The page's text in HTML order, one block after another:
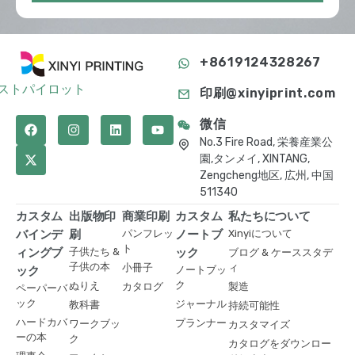
トパイロット
+8619124328267
印刷@xinyiprint.com
微信
No.3 Fire Road, 栄養産業公
園,タンメイ, XINTANG,
Zengcheng地区, 広州, 中国
511340
カスタム
バインデ
ィングブ
ック
ペーパーバ
ック
ハードカバ
ーの本
出版物印
刷
子供たち &
子供の本
ぬりえ
教科書
ワークブッ
ク
商業印刷
パンフレッ
ト
小冊子
カタログ
カスタム
ノートブ
ック
ノートブッ
ク
ジャーナル
プランナー
私たちについて
Xinyiについて
ブログ & ケーススタデ
ィ
製造
持続可能性
カスタマイズ
カタログをダウンロー